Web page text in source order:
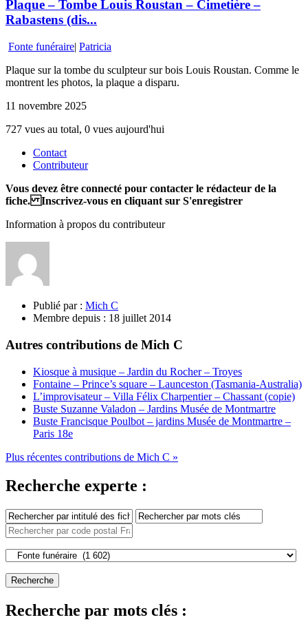
Plaque – Tombe Louis Roustan – Cimetière –
Rabastens (dis...
Fonte funéraire| Patricia
Plaque sur la tombe du sculpteur sur bois Louis Roustan. Comme le
montrent les photos, la plaque a disparu.
11 novembre 2025
727 vues au total, 0 vues aujourd'hui
Contact
Contributeur
Vous devez être connecté pour contacter le rédacteur de la
fiche. Inscrivez-vous en cliquant sur S'enregistrer
Information à propos du contributeur
Publié par : Mich C
Membre depuis : 18 juillet 2014
Autres contributions de Mich C
Kiosque à musique – Jardin du Rocher – Troyes
Fontaine – Prince’s square – Launceston (Tasmania-Australia)
L’improvisateur – Villa Félix Charpentier – Chassant (copie)
Buste Suzanne Valadon – Jardins Musée de Montmartre
Buste Francisque Poulbot – jardins Musée de Montmartre –
Paris 18e
Plus récentes contributions de Mich C »
Recherche experte :
Recherche par mots clés :